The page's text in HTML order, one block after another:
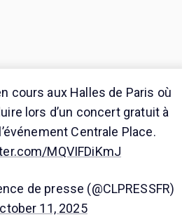
cours aux Halles de Paris où
lors d’un concert gratuit à
Centrale Place.
MQVIFDiKmJ
de presse (@CLPRESSFR)
11, 2025